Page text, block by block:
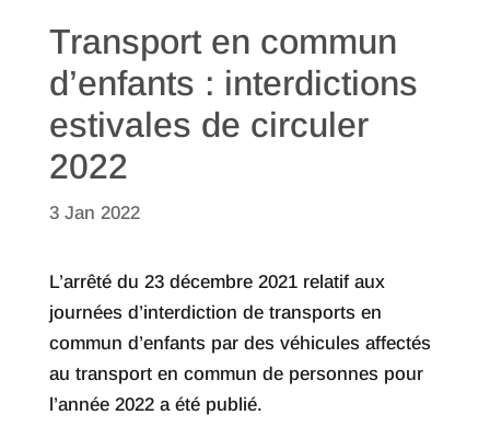
Transport en commun
d’enfants : interdictions
estivales de circuler
2022
3 Jan 2022
L’arrêté du 23 décembre 2021 relatif aux
journées d’interdiction de transports en
commun d’enfants par des véhicules affectés
au transport en commun de personnes pour
l’année 2022 a été publié.